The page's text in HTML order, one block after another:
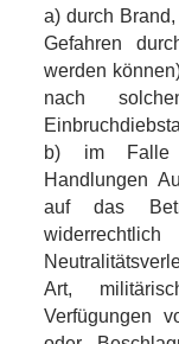
a) durch
Gefahren
werden
nach
b) im Falle
Handlungen
auf das
Art,
Verfügungen